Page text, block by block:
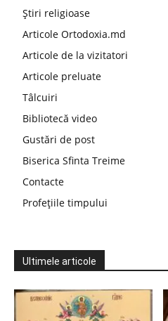
Știri religioase
Articole Ortodoxia.md
Articole de la vizitatori
Articole preluate
Tâlcuiri
Bibliotecă video
Gustări de post
Biserica Sfinta Treime
Contacte
Profețiile timpului
Ultimele articole